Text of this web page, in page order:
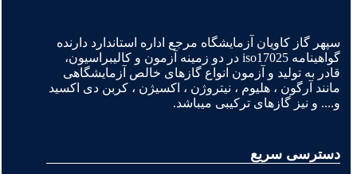
سپهر گاز کاویان آزمایشگاه مرجع اداره استاندارد دارنده
گواهینامه iso17025 در دو زمینه آزمون و کالیبراسیون،
قادر به تولید و آزمون انواع گازهای خالص آزمایشگاهی
مانند آرگون ، هلیوم ، نیتروژن ، اکسیژن ، کربن دی اکسید
و.... و نیز گازهای ترکیبی میباشد.
دسترسی سریع